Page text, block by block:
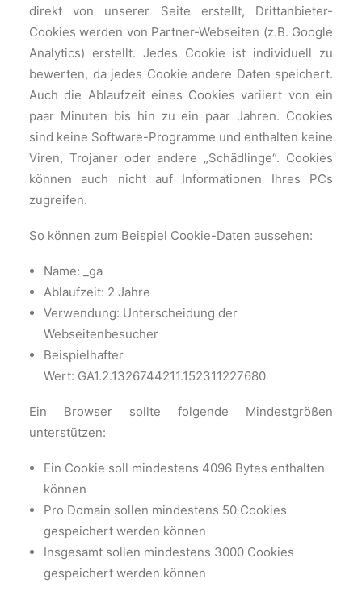
direkt von unserer Seite erstellt, Drittanbieter-
Cookies werden von Partner-Webseiten (z.B. Google
Analytics) erstellt. Jedes Cookie ist individuell zu
bewerten, da jedes Cookie andere Daten speichert.
Auch die Ablaufzeit eines Cookies variiert von ein
paar Minuten bis hin zu ein paar Jahren. Cookies
sind keine Software-Programme und enthalten keine
Viren, Trojaner oder andere „Schädlinge“. Cookies
können auch nicht auf Informationen Ihres PCs
zugreifen.
So können zum Beispiel Cookie-Daten aussehen:
Name: _ga
Ablaufzeit: 2 Jahre
Verwendung: Unterscheidung der
Webseitenbesucher
Beispielhafter
Wert: GA1.2.1326744211.152311227680
Ein Browser sollte folgende Mindestgrößen
unterstützen:
Ein Cookie soll mindestens 4096 Bytes enthalten
können
Pro Domain sollen mindestens 50 Cookies
gespeichert werden können
Insgesamt sollen mindestens 3000 Cookies
gespeichert werden können